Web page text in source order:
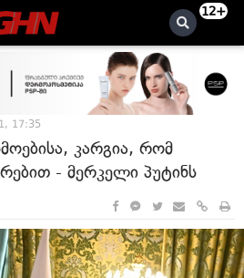
12+
17:35
კარგია, რომ
- მერკელი პუტინს